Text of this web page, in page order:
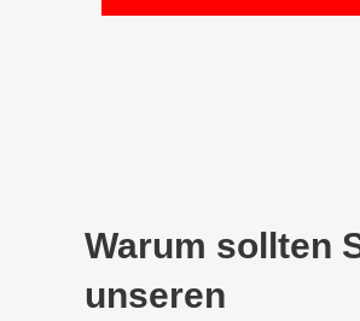
Warum sollten
unseren